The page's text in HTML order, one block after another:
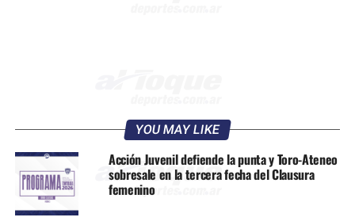
YOU MAY LIKE
Acción Juvenil defiende la punta y Toro-Ateneo
sobresale en la tercera fecha del Clausura
femenino